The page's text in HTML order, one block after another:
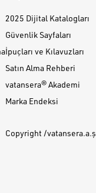
2025 Dijital Katalogları
Güvenlik Sayfaları
İpuçları ve Kılavuzları
Satın Alma Rehberi
vatansera® Akademi
Marka Endeksi
Copyright /vatansera.a.ş